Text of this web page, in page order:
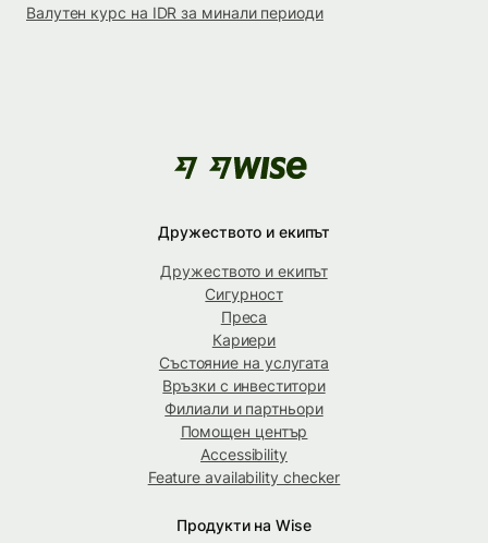
Валутен курс на IDR за минали периоди
Дружеството и екипът
Дружеството и екипът
Сигурност
Преса
Кариери
Състояние на услугата
Връзки с инвеститори
Филиали и партньори
Помощен център
Accessibility
Feature availability checker
Продукти на Wise